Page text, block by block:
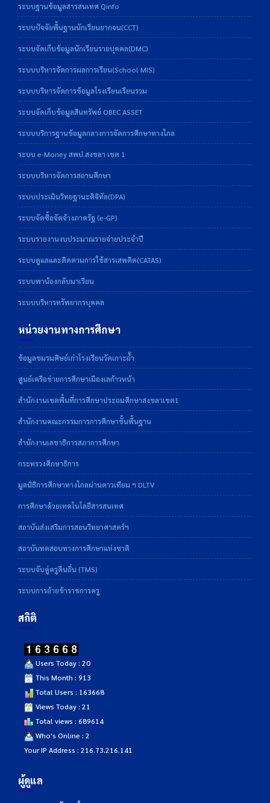
ระบบฐานข้อมูลสารสนเทศ Qinfo
ระบบปัจจัยพื้นฐานนักเรียนยากจน(CCT)
ระบบจัดเก็บข้อมูลนักเรียนรายบุคคล(DMC)
ระบบบริหารจัดการผลการเรียน(School MIS)
ระบบบริหารจัดการข้อมูลโรงเรียนเรียนรวม
ระบบจัดเก็บข้อมูลสินทรัพย์ OBEC ASSET
ระบบบริการฐานข้อมูลกลางการจัดการศึกษาทางไกล
ระบบ e-Money สพป.สงขลา เขต 1
ระบบบริหารจัดการสถานศึกษา
ระบบประเมินวิทยฐานะดิจิทัล(DPA)
ระบบจัดซื้อจัดจ้างภาครัฐ (e-GP)
ระบบรายงานงบประมาณรายจ่ายประจำปี
ระบบดูแลและติดตามการใช้สารเสพติด(CATAS)
ระบบพาน้องกลับมาเรียน
ระบบบริหารทรัพยากรบุคคล
หน่วยงานทางการศึกษา
ข้อมูลชมรมศิษย์เก่าโรงเรียนวัดเกาะถ้ำ
ศูนย์เครือข่ายการศึกษาเมืองเลก้าวหน้า
สำนักงานเขตพื้นที่การศึกษาประถมศึกษาสงขลาเขต1
สำนักงานคณะกรรมการการศึกษาขั้นพื้นฐาน
สำนักงานเลขาธิการสภาการศึกษา
กระทรวงศึกษาธิการ
มูลนิธิการศึกษาทางไกลผ่านดาวเทียม ฯ DLTV
การศึกษาด้วยเทคโนโลยีสารสนเทศ
สถาบันส่งเสริมการสอนวิทยาศาสตร์ฯ
สถาบันทดสอบทางการศึกษาแห่งชาติ
ระบบจับคู่ครูคืนถิ่น (TMS)
ระบบการย้ายข้าราชการครู
สถิติ
Users Today : 20
This Month : 913
Total Users : 163668
Views Today : 21
Total views : 689614
Who's Online : 2
Your IP Address : 216.73.216.141
ผู้ดูแล